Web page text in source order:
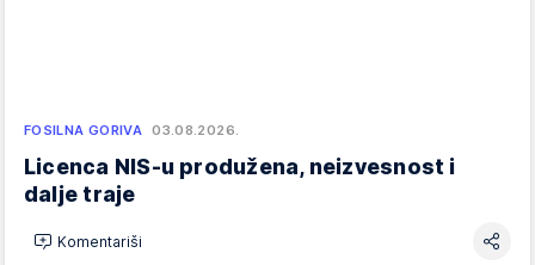
FOSILNA GORIVA 03.08.2026.
Licenca NIS-u produžena, neizvesnost i
dalje traje
Komentariši